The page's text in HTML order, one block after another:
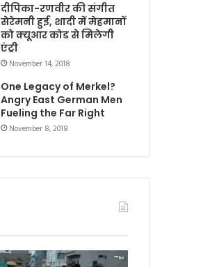
दीपिका-रणवीर की संगीत
सेरेमनी हुई, शादी में मेहमानों
को क्यूआर कोड से मिलेगी
एंट्री
November 14, 2018
One Legacy of Merkel?
Angry East German Men
Fueling the Far Right
November 8, 2018